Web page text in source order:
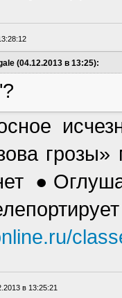
(04.12.2013 в 13:25):
в 13:25:21